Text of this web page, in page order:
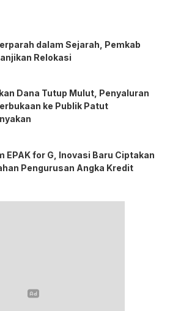
dalam Sejarah, Pemkab
Relokasi
Dana Tutup Mulut, Penyaluran
ke Publik Patut
EPAK for G, Inovasi Baru Ciptakan
Pengurusan Angka Kredit